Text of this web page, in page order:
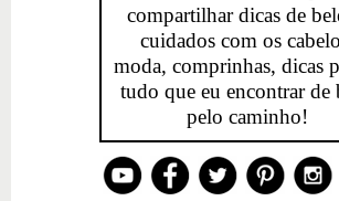
compartilhar dicas de
cuidados com os
moda, comprinhas, dicas
tudo que eu encontrar de
pelo caminho!